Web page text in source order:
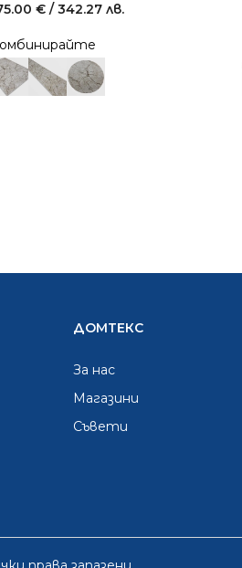
€ / 342.27 лв.
ДОМТЕКС
За нас
Mагазини
Съвети